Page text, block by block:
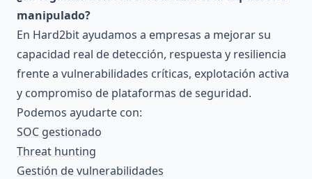
manipulado?
En Hard2bit ayudamos a empresas a mejorar su
capacidad real de detección, respuesta y resiliencia
frente a vulnerabilidades críticas, explotación activa
y compromiso de plataformas de seguridad.
Podemos ayudarte con:
SOC gestionado
Threat hunting
Gestión de vulnerabilidades